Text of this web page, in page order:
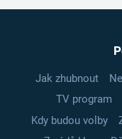
Jak zhubnout
TV program
Kdy budou volby